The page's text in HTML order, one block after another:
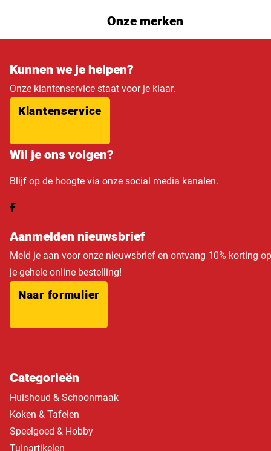
Onze merken
Kunnen we je helpen?
Onze klantenservice staat voor je klaar.
Klantenservice
Wil je ons volgen?
Blijf op de hoogte via onze social media kanalen.
Aanmelden nieuwsbrief
Meld je aan voor onze nieuwsbrief en ontvang 10% korting op
je gehele online bestelling!
Naar formulier
Categorieën
Huishoud & Schoonmaak
Koken & Tafelen
Speelgoed & Hobby
Tuinartikelen